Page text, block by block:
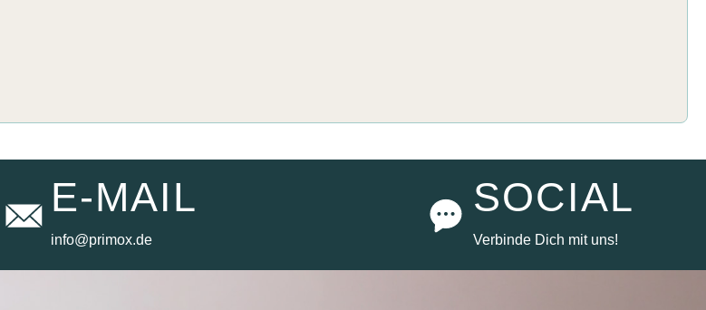
E-MAIL
info@primox.de
SOCIAL
Verbinde Dich mit uns!